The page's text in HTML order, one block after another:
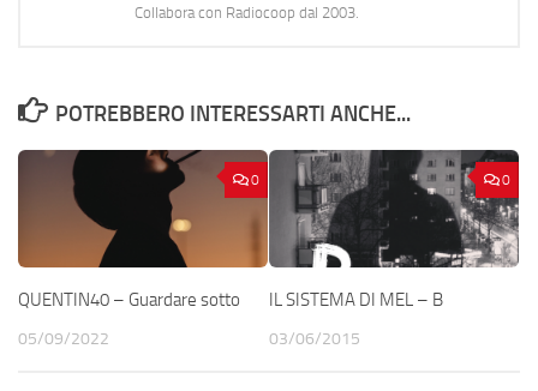
Collabora con Radiocoop dal 2003.
POTREBBERO INTERESSARTI ANCHE...
0
QUENTIN40 – Guardare sotto
05/09/2022
0
IL SISTEMA DI MEL – B
03/06/2015